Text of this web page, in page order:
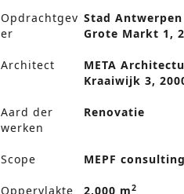
Opdrachtgev
er
Stad
Grote Markt 1,
Architect
META
Kraaiwijk 3,
Aard der
werken
Renovatie
Scope MEPF consulting
Oppervlakte 2,000 m2